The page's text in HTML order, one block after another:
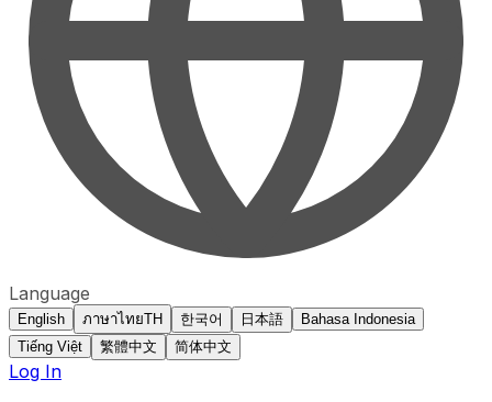
Language
English ภาษาไทยTH 한국어 日本語
Bahasa Indonesia
Tiếng Việt
繁體中文 简体中文
Log In